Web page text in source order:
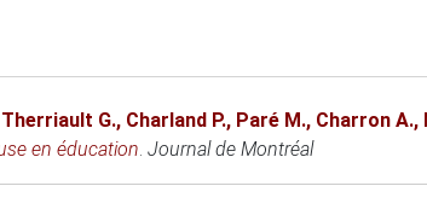
Therriault G., Charland P., Paré M., Charron A.,
en éducation. Journal de Montréal